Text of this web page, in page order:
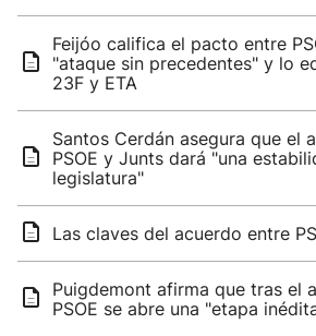
Feijóo califica el pacto entre
"ataque sin precedentes" y lo
23F y ETA
Santos Cerdán asegura que el
PSOE y Junts dará "una
legislatura"
Las claves del acuerdo entre
Puigdemont afirma que tras el
PSOE se abre una "etapa